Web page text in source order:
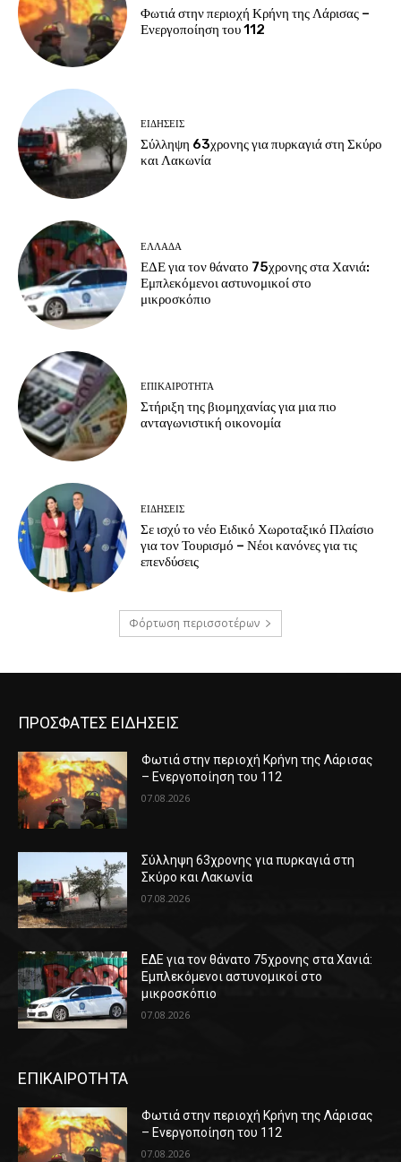
Φωτιά στην περιοχή Κρήνη της Λάρισας –
Ενεργοποίηση του 112
ΕΙΔΗΣΕΙΣ
Σύλληψη 63χρονης για πυρκαγιά στη Σκύρο
και Λακωνία
ΕΛΛΑΔΑ
ΕΔΕ για τον θάνατο 75χρονης στα Χανιά:
Εμπλεκόμενοι αστυνομικοί στο
μικροσκόπιο
ΕΠΙΚΑΙΡΟΤΗΤΑ
Στήριξη της βιομηχανίας για μια πιο
ανταγωνιστική οικονομία
ΕΙΔΗΣΕΙΣ
Σε ισχύ το νέο Ειδικό Χωροταξικό Πλαίσιο
για τον Τουρισμό – Νέοι κανόνες για τις
επενδύσεις
Φόρτωση περισσοτέρων
ΠΡΟΣΦΑΤΕΣ ΕΙΔΗΣΕΙΣ
Φωτιά στην περιοχή Κρήνη της Λάρισας
– Ενεργοποίηση του 112
07.08.2026
Σύλληψη 63χρονης για πυρκαγιά στη
Σκύρο και Λακωνία
07.08.2026
ΕΔΕ για τον θάνατο 75χρονης στα Χανιά:
Εμπλεκόμενοι αστυνομικοί στο
μικροσκόπιο
07.08.2026
ΕΠΙΚΑΙΡΟΤΗΤΑ
Φωτιά στην περιοχή Κρήνη της Λάρισας
– Ενεργοποίηση του 112
07.08.2026